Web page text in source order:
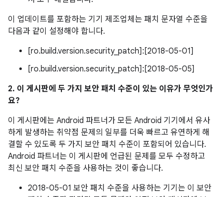
이 업데이트를 포함하는 기기 제조업체는 패치 문자열 수준을
다음과 같이 설정해야 합니다.
[ro.build.version.security_patch]:[2018-05-01]
[ro.build.version.security_patch]:[2018-05-05]
2. 이 게시판에 두 가지 보안 패치 수준이 있는 이유가 무엇인가
요?
이 게시판에는 Android 파트너가 모든 Android 기기에서 유사
하게 발생하는 취약점 문제의 일부를 더욱 빠르고 유연하게 해
결할 수 있도록 두 가지 보안 패치 수준이 포함되어 있습니다.
Android 파트너는 이 게시판에 언급된 문제를 모두 수정하고
최신 보안 패치 수준을 사용하는 것이 좋습니다.
2018-05-01 보안 패치 수준을 사용하는 기기는 이 보안